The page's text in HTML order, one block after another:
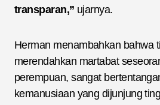
transparan,” ujarnya.
Herman menambahkan bahwa
merendahkan martabat
perempuan, sangat
kemanusiaan yang dijunjung